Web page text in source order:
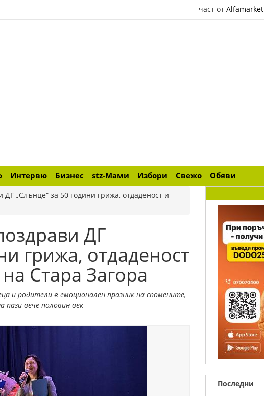
част от Alfamarket
Интервю Бизнес stz-Мами Избори Свежо Обяви
„Слънце“ за 50 години грижа, отдаденост и
ДГ
грижа, отдаденост
Стара Загора
и родители в емоционален празник на спомените,
вече половин век
Последни